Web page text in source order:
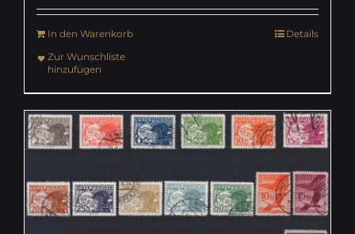
In den Warenkorb
Details
Zur Wunschliste
hinzufügen